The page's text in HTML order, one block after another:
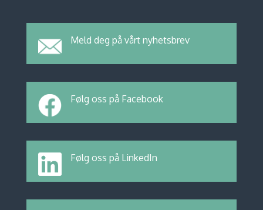
Meld deg på vårt nyhetsbrev
Følg oss på Facebook
Følg oss på LinkedIn